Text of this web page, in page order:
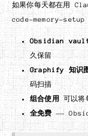
如果你每天都在用
code-memory-setup
Obsidian
久保留
Graphify 知识
码扫描
组合使用 可以将
全免费 ——